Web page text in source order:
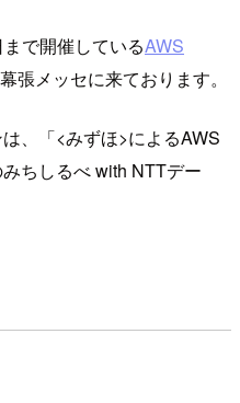
で開催しているAWS
張メッセに来ております。
、「<みずほ>によるAWS
ちしるべ with NTTデー